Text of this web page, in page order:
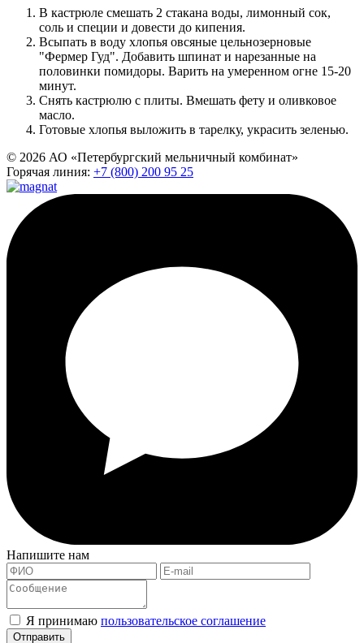
В кастрюле смешать 2 стакана воды, лимонный сок,
соль и специи и довести до кипения.
Всыпать в воду хлопья овсяные цельнозерновые
"Фермер Гуд". Добавить шпинат и нарезанные на
половинки помидоры. Варить на умеренном огне 15-20
минут.
Снять кастрюлю с плиты. Вмешать фету и оливковое
масло.
Готовые хлопья выложить в тарелку, украсить зеленью.
© 2026 АО «Петербургский мельничный комбинат»
Горячая линия: +7 (800) 200 95 25
Напишите нам
Я принимаю пользовательское соглашение
Отправить